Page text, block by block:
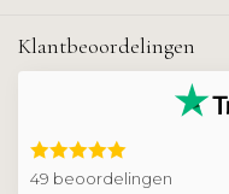
Klantbeoordelingen
49 beoordelingen